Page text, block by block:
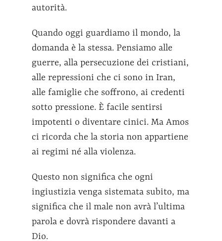
autorità.
Quando oggi guardiamo il mondo, la
domanda è la stessa. Pensiamo alle
guerre, alla persecuzione dei cristiani,
alle repressioni che ci sono in Iran,
alle famiglie che soffrono, ai credenti
sotto pressione. È facile sentirsi
impotenti o diventare cinici. Ma Amos
ci ricorda che la storia non appartiene
ai regimi né alla violenza.
Questo non significa che ogni
ingiustizia venga sistemata subito, ma
significa che il male non avrà l’ultima
parola e dovrà rispondere davanti a
Dio.